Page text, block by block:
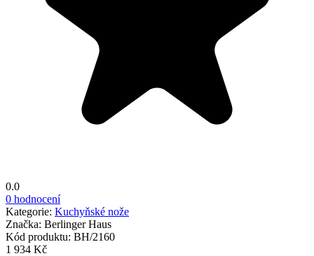
0.0
0 hodnocení
Kategorie: Kuchyňské nože
Značka: Berlinger Haus
Kód produktu: BH/2160
1 934 Kč